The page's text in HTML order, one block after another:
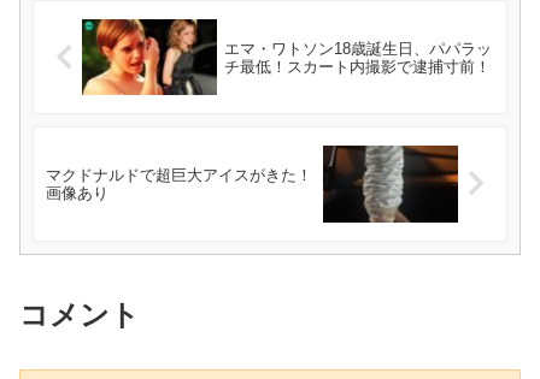
エマ・ワトソン18歳誕生日、パパラッ
チ最低！スカート内撮影で逮捕寸前！
マクドナルドで超巨大アイスがきた！
画像あり
コメント